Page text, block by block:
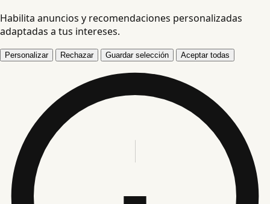
Habilita anuncios y recomendaciones personalizadas
adaptadas a tus intereses.
Personalizar Rechazar Guardar selección Aceptar todas